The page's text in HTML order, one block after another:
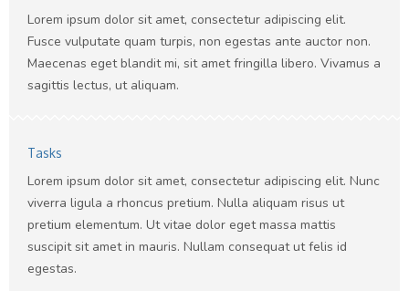
Lorem ipsum dolor sit amet, consectetur adipiscing elit.
Fusce vulputate quam turpis, non egestas ante auctor non.
Maecenas eget blandit mi, sit amet fringilla libero. Vivamus a
sagittis lectus, ut aliquam.
Tasks
Lorem ipsum dolor sit amet, consectetur adipiscing elit. Nunc
viverra ligula a rhoncus pretium. Nulla aliquam risus ut
pretium elementum. Ut vitae dolor eget massa mattis
suscipit sit amet in mauris. Nullam consequat ut felis id
egestas.